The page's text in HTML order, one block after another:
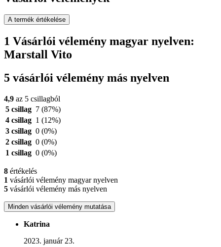
A termék értékelése
1 Vásárlói vélemény magyar nyelven:
Marstall Vito
5 vásárlói vélemény más nyelven
4,9 az 5 csillagból
5 csillag 7 (87%)
4 csillag 1 (12%)
3 csillag 0 (0%)
2 csillag 0 (0%)
1 csillag 0 (0%)
8 értékelés
1 vásárlói vélemény magyar nyelven
5 vásárlói vélemény más nyelven
Minden vásárlói vélemény mutatása
Katrina
2023. január 23.